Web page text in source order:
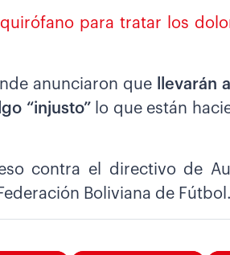
para tratar los
anunciaron que
llevarán
“injusto”lo que están
contra el directivo de
Boliviana de Fútbol.